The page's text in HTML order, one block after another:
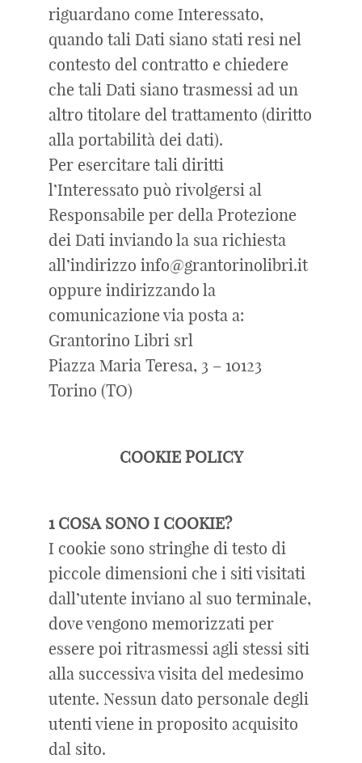
riguardano come Interessato,
quando tali Dati siano stati resi nel
contesto del contratto e chiedere
che tali Dati siano trasmessi ad un
altro titolare del trattamento (diritto
alla portabilità dei dati).
Per esercitare tali diritti
l’Interessato può rivolgersi al
Responsabile per della Protezione
dei Dati inviando la sua richiesta
all’indirizzo info@grantorinolibri.it
oppure indirizzando la
comunicazione via posta a:
Grantorino Libri srl
Piazza Maria Teresa, 3 – 10123
Torino (TO)
COOKIE POLICY
1 COSA SONO I COOKIE?
I cookie sono stringhe di testo di
piccole dimensioni che i siti visitati
dall’utente inviano al suo terminale,
dove vengono memorizzati per
essere poi ritrasmessi agli stessi siti
alla successiva visita del medesimo
utente. Nessun dato personale degli
utenti viene in proposito acquisito
dal sito.